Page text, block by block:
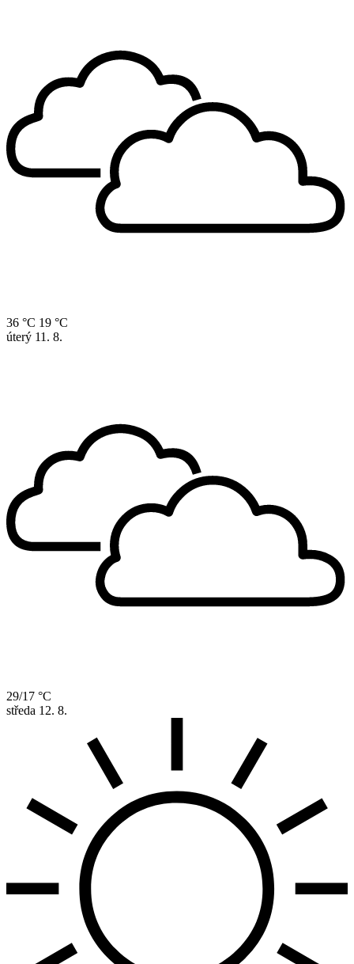
36 °C 19 °C
úterý 11. 8.
29/17 °C
středa 12. 8.